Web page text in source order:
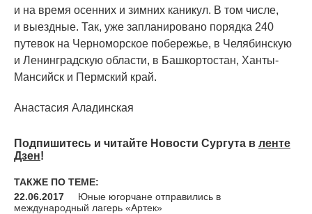
и на время осенних и зимних каникул. В том числе,
и выездные. Так, уже запланировано порядка 240
путевок на Черноморское побережье, в Челябинскую
и Ленинградскую области, в Башкортостан, Ханты-
Мансийск и Пермский край.
Анастасия Аладинская
Подпишитесь и читайте Новости Сургута в ленте
Дзен!
ТАКЖЕ ПО ТЕМЕ:
22.06.2017
Юные югорчане отправились в
международный лагерь «Артек»